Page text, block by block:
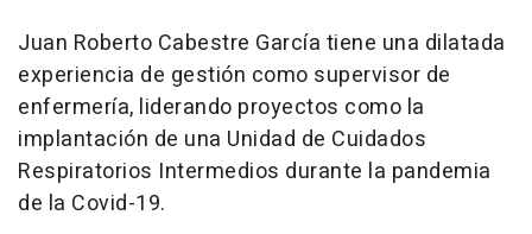
Juan Roberto Cabestre García tiene una dilatada
experiencia de gestión como supervisor de
enfermería, liderando proyectos como la
implantación de una Unidad de Cuidados
Respiratorios Intermedios durante la pandemia
de la Covid-19.